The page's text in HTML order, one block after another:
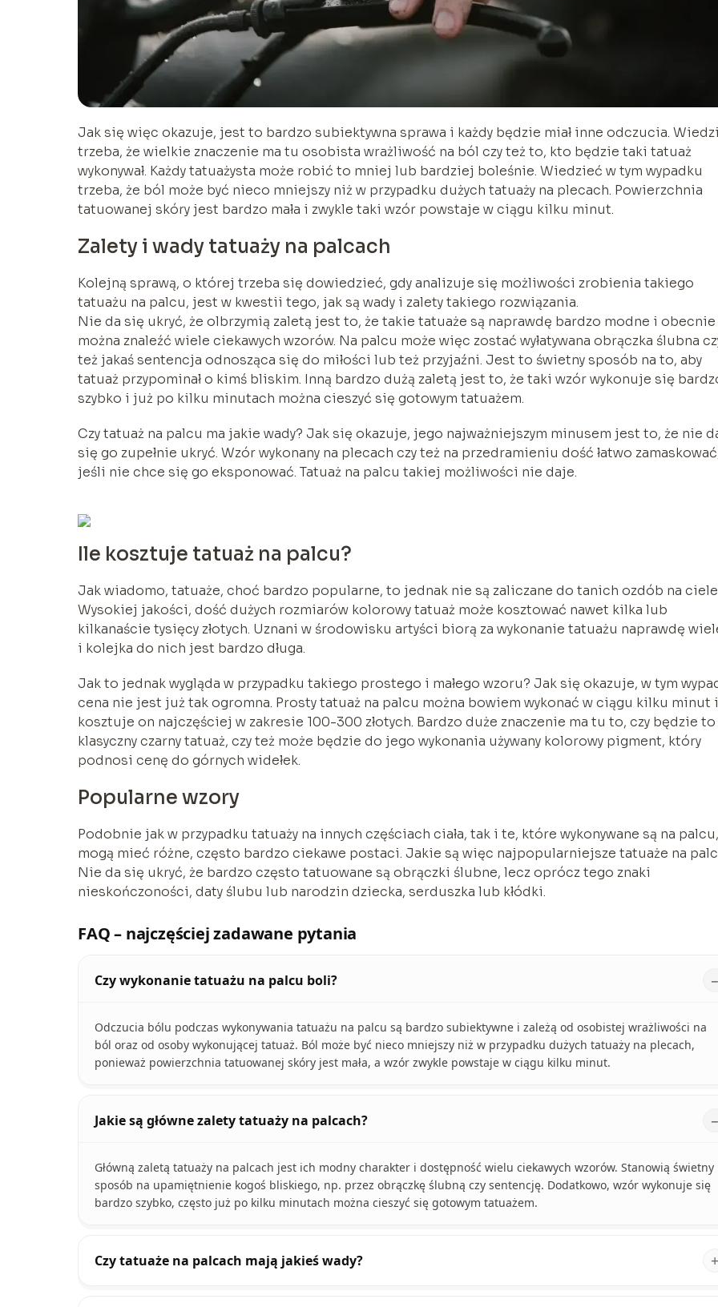
Jak się więc okazuje, jest to bardzo subiektywna sprawa i każdy będzie miał inne odczucia.
trzeba, że wielkie znaczenie ma tu osobista wrażliwość na ból czy też to, kto będzie taki tatuaż
wykonywał. Każdy tatuażysta może robić to mniej lub bardziej boleśnie. Wiedzieć w tym wypadku
trzeba, że ból może być nieco mniejszy niż w przypadku dużych tatuaży na plecach. Powierzchnia
tatuowanej skóry jest bardzo mała i zwykle taki wzór powstaje w ciągu kilku minut.
Zalety i wady tatuaży na palcach
Kolejną sprawą, o której trzeba się dowiedzieć, gdy analizuje się możliwości zrobienia takiego
tatuażu na palcu, jest w kwestii tego, jak są wady i zalety takiego rozwiązania.
Nie da się ukryć, że olbrzymią zaletą jest to, że takie tatuaże są naprawdę bardzo modne i obecnie
można znaleźć wiele ciekawych wzorów. Na palcu może więc zostać wyłatywana obrączka ślubna
też jakaś sentencja odnosząca się do miłości lub też przyjaźni. Jest to świetny sposób na to, aby
tatuaż przypominał o kimś bliskim. Inną bardzo dużą zaletą jest to, że taki wzór wykonuje się
szybko i już po kilku minutach można cieszyć się gotowym tatuażem.
Czy tatuaż na palcu ma jakie wady? Jak się okazuje, jego najważniejszym minusem jest to, że nie
się go zupełnie ukryć. Wzór wykonany na plecach czy też na przedramieniu dość łatwo
jeśli nie chce się go eksponować. Tatuaż na palcu takiej możliwości nie daje.
Ile kosztuje tatuaż na palcu?
Jak wiadomo, tatuaże, choć bardzo popularne, to jednak nie są zaliczane do tanich ozdób na
Wysokiej jakości, dość dużych rozmiarów kolorowy tatuaż może kosztować nawet kilka lub
kilkanaście tysięcy złotych. Uznani w środowisku artyści biorą za wykonanie tatuażu naprawdę
i kolejka do nich jest bardzo długa.
Jak to jednak wygląda w przypadku takiego prostego i małego wzoru? Jak się okazuje, w tym
cena nie jest już tak ogromna. Prosty tatuaż na palcu można bowiem wykonać w ciągu kilku minut i
kosztuje on najczęściej w zakresie 100-300 złotych. Bardzo duże znaczenie ma tu to, czy będzie to
klasyczny czarny tatuaż, czy też może będzie do jego wykonania używany kolorowy pigment, który
podnosi cenę do górnych widełek.
Popularne wzory
Podobnie jak w przypadku tatuaży na innych częściach ciała, tak i te, które wykonywane są na palcu,
mogą mieć różne, często bardzo ciekawe postaci. Jakie są więc najpopularniejsze tatuaże na
Nie da się ukryć, że bardzo często tatuowane są obrączki ślubne, lecz oprócz tego znaki
nieskończoności, daty ślubu lub narodzin dziecka, serduszka lub kłódki.
FAQ – najczęściej zadawane pytania
Czy wykonanie tatuażu na palcu boli?
Odczucia bólu podczas wykonywania tatuażu na palcu są bardzo subiektywne i zależą od osobistej wrażliwości na
ból oraz od osoby wykonującej tatuaż. Ból może być nieco mniejszy niż w przypadku dużych tatuaży na plecach,
ponieważ powierzchnia tatuowanej skóry jest mała, a wzór zwykle powstaje w ciągu kilku minut.
Jakie są główne zalety tatuaży na palcach?
Główną zaletą tatuaży na palcach jest ich modny charakter i dostępność wielu ciekawych wzorów. Stanowią świetny
sposób na upamiętnienie kogoś bliskiego, np. przez obrączkę ślubną czy sentencję. Dodatkowo, wzór wykonuje się
bardzo szybko, często już po kilku minutach można cieszyć się gotowym tatuażem.
Czy tatuaże na palcach mają jakieś wady?